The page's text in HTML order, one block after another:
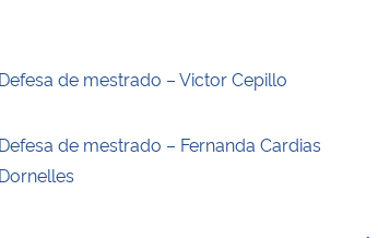
Defesa de mestrado – Victor Cepillo
Defesa de mestrado – Fernanda Cardias
Dornelles